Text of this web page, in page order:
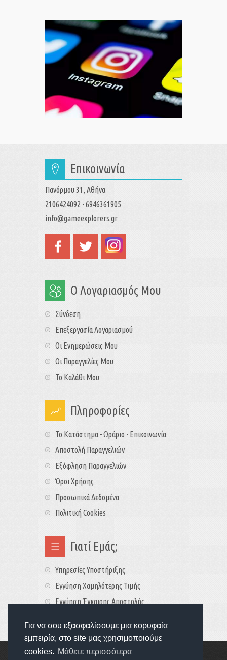
Για να σου εξασφαλίσουμε μια κορυφαία
εμπειρία, στο site μας χρησιμοποιούμε
cookies. Μάθετε περισσότερα
Επικοινωνία
Πανόρμου 31, Αθήνα
2106424092 - 6946361905
info@gameexplorers.gr
Ο Λογαριασμός Μου
Σύνδεση
Επεξεργασία Λογαριασμού
Οι Ενημερώσεις Μου
Οι Παραγγελίες Μου
Το Καλάθι Μου
Πληροφορίες
Το Κατάστημα - Ωράριο - Επικοινωνία
Αποστολή Παραγγελιών
Εξόφληση Παραγγελιών
Όροι Χρήσης
Προσωπικά Δεδομένα
Πολιτική Cookies
Γιατί Εμάς;
Υπηρεσίες Υποστήριξης
Εγγύηση Χαμηλότερης Τιμής
Εγγύηση Έγκαιρης Αποστολής
Copyright © 2022GameExplorers